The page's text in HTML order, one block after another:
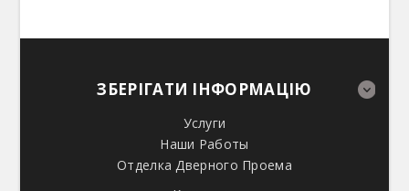
ЗБЕРІГАТИ ІНФОРМАЦІЮ
Услуги
Наши Работы
Отделка Дверного Проема